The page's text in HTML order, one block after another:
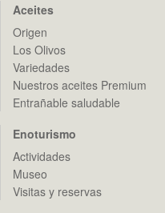
Aceites
Origen
Los Olivos
Variedades
Nuestros aceites Premium
Entrañable saludable
Enoturismo
Actividades
Museo
Visitas y reservas